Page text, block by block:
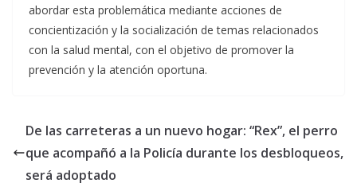
abordar esta problemática mediante acciones de
concientización y la socialización de temas relacionados
con la salud mental, con el objetivo de promover la
prevención y la atención oportuna.
De las carreteras a un nuevo hogar: “Rex”, el perro
que acompañó a la Policía durante los desbloqueos,
será adoptado